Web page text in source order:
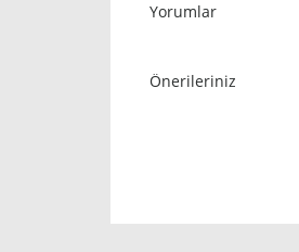
Yorumlar
Önerileriniz